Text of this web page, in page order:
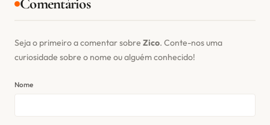
Comentários
Seja o primeiro a comentar sobre Zico. Conte-nos uma
curiosidade sobre o nome ou alguém conhecido!
Nome